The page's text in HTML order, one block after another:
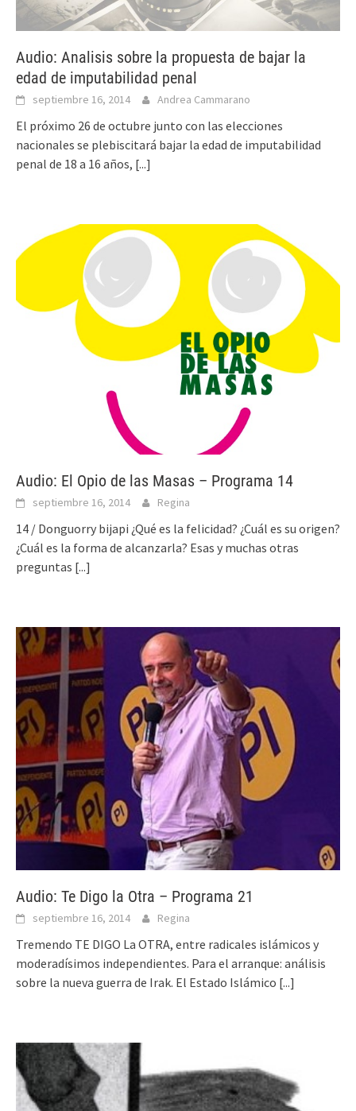
Audio: Analisis sobre la propuesta de bajar la
edad de imputabilidad penal
septiembre 16, 2014 Andrea Cammarano
El próximo 26 de octubre junto con las elecciones
nacionales se plebiscitará bajar la edad de imputabilidad
penal de 18 a 16 años, [...]
Audio: El Opio de las Masas – Programa 14
septiembre 16, 2014 Regina
14 / Donguorry bijapi ¿Qué es la felicidad? ¿Cuál es su origen?
¿Cuál es la forma de alcanzarla? Esas y muchas otras
preguntas [...]
Audio: Te Digo la Otra – Programa 21
septiembre 16, 2014 Regina
Tremendo TE DIGO La OTRA, entre radicales islámicos y
moderadísimos independientes. Para el arranque: análisis
sobre la nueva guerra de Irak. El Estado Islámico [...]